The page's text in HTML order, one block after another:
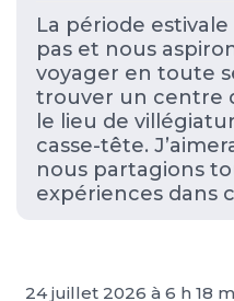
La période
pas et nous
voyager en toute
trouver un centre
le lieu de
casse-tête.
nous partagions
expériences dans
24 juillet 2026 à 6 h 18